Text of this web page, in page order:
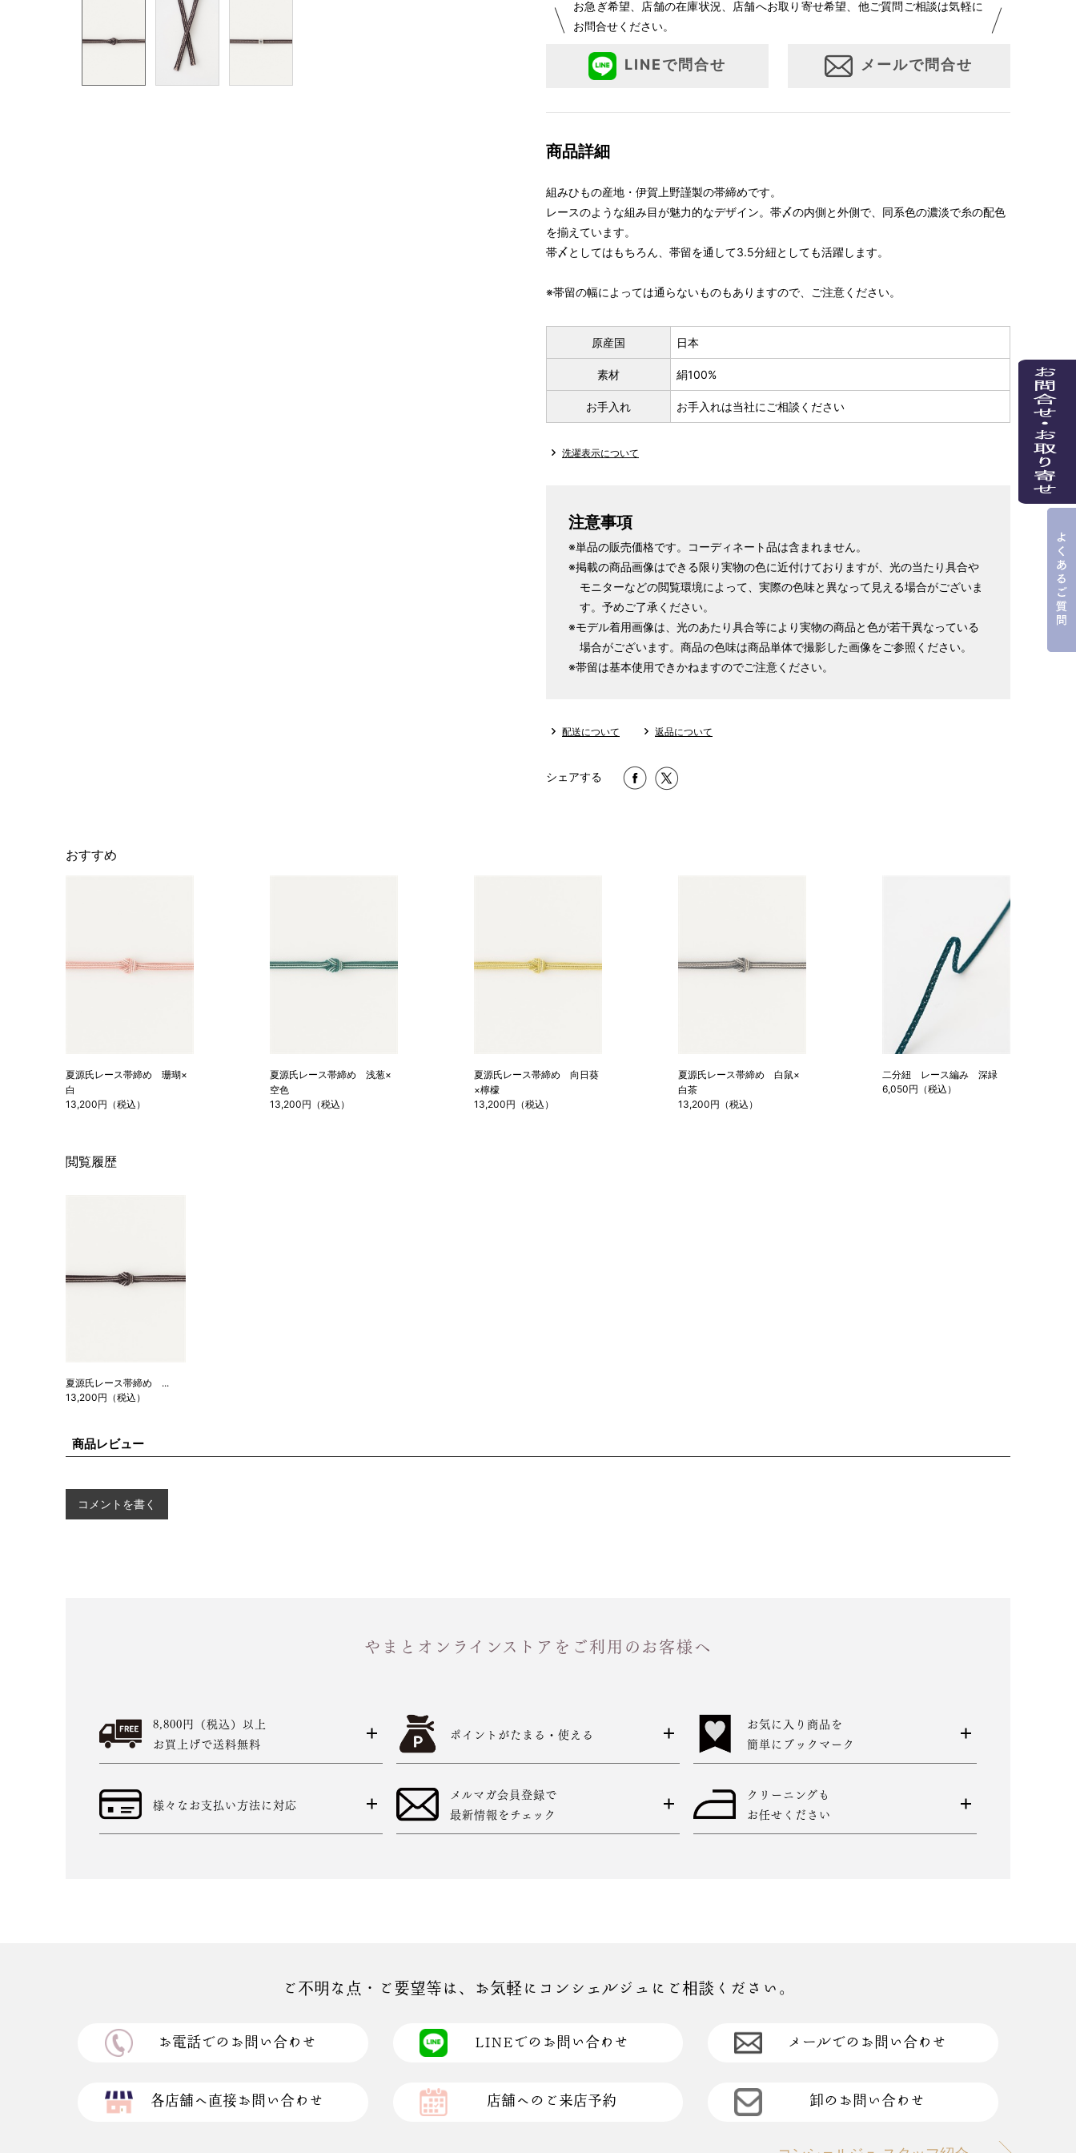
お急ぎ希望、店舗の在庫状況、店舗へお取り寄せ希望、他ご質問ご相談は気軽に
お問合せください。
LINEで問合せ メールで問合せ
商品詳細
組みひもの産地・伊賀上野謹製の帯締めです。
レースのような組み目が魅力的なデザイン。帯〆の内側と外側で、同系色の濃淡で糸の配色
を揃えています。
帯〆としてはもちろん、帯留を通して3.5分紐としても活躍します。
※帯留の幅によっては通らないものもありますので、ご注意ください。
原産国 日本
素材 絹100%
お手入れ お手入れは当社にご相談ください
洗濯表示について
注意事項
※単品の販売価格です。コーディネート品は含まれません。
※掲載の商品画像はできる限り実物の色に近付けておりますが、光の当たり具合や
モニターなどの閲覧環境によって、実際の色味と異なって見える場合がございま
す。予めご了承ください。
※モデル着用画像は、光のあたり具合等により実物の商品と色が若干異なっている
場合がございます。商品の色味は商品単体で撮影した画像をご参照ください。
※帯留は基本使用できかねますのでご注意ください。
配送について 返品について
シェアする
おすすめ
夏源氏レース帯締め 珊瑚×
白
13,200円（税込）
夏源氏レース帯締め 浅葱×
空色
13,200円（税込）
夏源氏レース帯締め 向日葵
×檸檬
13,200円（税込）
夏源氏レース帯締め 白鼠×
白茶
13,200円（税込）
二分紐 レース編み 深緑
6,050円（税込）
閲覧履歴
夏源氏レース帯締め ...
13,200円（税込）
商品レビュー
コメントを書く
やまとオンラインストアをご利用のお客様へ
8,800円（税込）以上
お買上げで送料無料
ポイントがたまる・使える
お気に入り商品を
簡単にブックマーク
様々なお支払い方法に対応
メルマガ会員登録で
最新情報をチェック
クリーニングも
お任せください
ご不明な点・ご要望等は、お気軽にコンシェルジュにご相談ください。
お電話でのお問い合わせ LINEでのお問い合わせ メールでのお問い合わせ
各店舗へ直接お問い合わせ 店舗へのご来店予約 卸のお問い合わせ